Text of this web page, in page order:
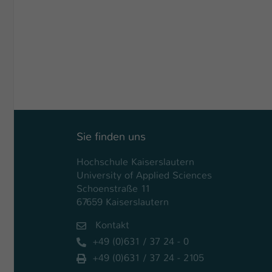
Sie finden uns
Hochschule Kaiserslautern
University of Applied Sciences
Schoenstraße 11
67659 Kaiserslautern
Kontakt
+49 (0)631 / 37 24 - 0
+49 (0)631 / 37 24 - 2105